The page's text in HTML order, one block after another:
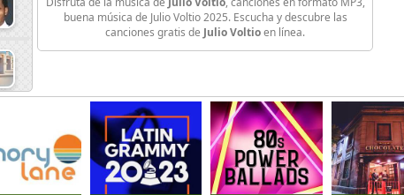
buena música de Julio Voltio 2025. Escucha y descubre las
canciones gratis de Julio Voltioen línea.